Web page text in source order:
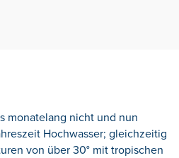
monatelang nicht und nun
Hochwasser; gleichzeitig
von über 30° mit tropischen